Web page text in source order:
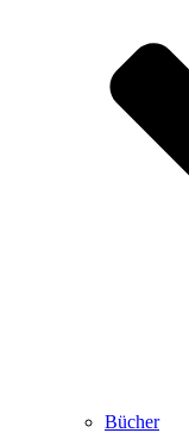
Bücher